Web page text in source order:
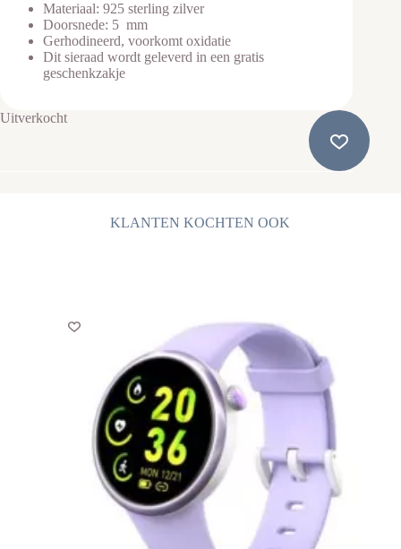
Materiaal: 925 sterling zilver
Doorsnede: 5 mm
Gerhodineerd, voorkomt oxidatie
Dit sieraad wordt geleverd in een gratis
geschenkzakje
Uitverkocht
KLANTEN KOCHTEN OOK